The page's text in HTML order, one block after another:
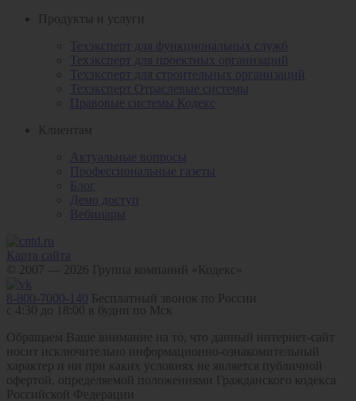
Продукты и услуги
Техэксперт для функциональных служб
Техэксперт для проектных организаций
Техэксперт для строительных организаций
Техэксперт Отраслевые системы
Правовые системы Кодекс
Клиентам
Актуальные вопросы
Профессиональные газеты
Блог
Демо доступ
Вебинары
Карта сайта
© 2007 — 2026 Группа компаний «Кодекс»
8-800-7000-140 Бесплатный звонок по России
с 4:30 до 18:00 в будни по Мск
Обращаем Ваше внимание на то, что данный интернет-сайт
носит исключительно информационно-ознакомительный
характер и ни при каких условиях не является публичной
офертой, определяемой положениями Гражданского кодекса
Российской Федерации